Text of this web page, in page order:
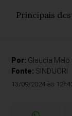
Principais
Por: Glaucia Melo
Fonte: SINDIJORI
13/09/2024 às